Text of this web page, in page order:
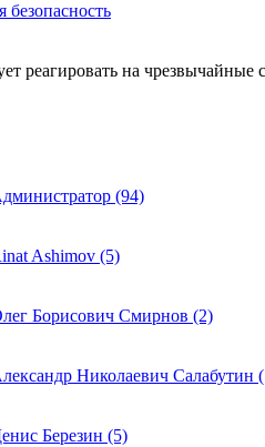
безопасность
реагировать на
(94)
Ashimov (5)
Борисович Смирнов (2)
Николаевич Салабутин
Березин (5)